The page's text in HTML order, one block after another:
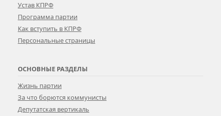
Устав КПРФ
Программа партии
Как вступить в КПРФ
Персональные страницы
ОСНОВНЫЕ РАЗДЕЛЫ
Жизнь партии
За что борются коммунисты
Депутатская вертикаль